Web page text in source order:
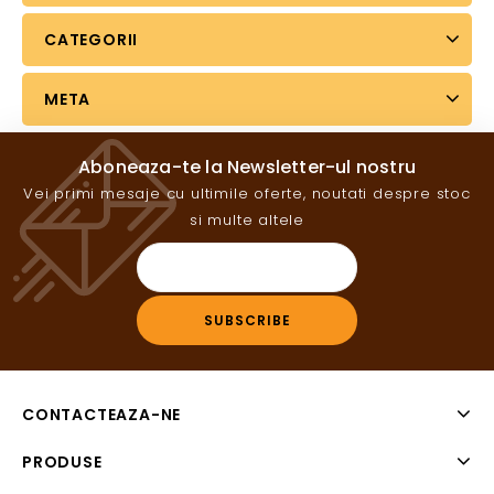
CATEGORII
META
Aboneaza-te la Newsletter-ul nostru
Vei primi mesaje cu ultimile oferte, noutati despre stoc
si multe altele
CONTACTEAZA-NE
PRODUSE